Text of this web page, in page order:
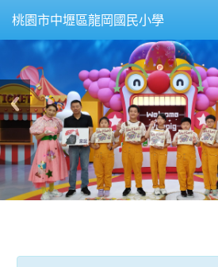
桃園市中壢區龍岡國民小學